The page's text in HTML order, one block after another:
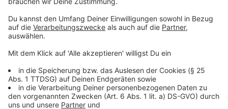
Nasch Dwor ist eine Liste, die sich aus Mitgliedern
zusammensetzt, die ihre Wurzeln in der ehemaligen
Sowjetunion haben. Sie wollen sich insgesamt für
bessere Bildungsmöglichkeiten für Kinder und
Jugendliche einsetzen. Auch sie möchten sich im
Integrationsrat gegen den erstarkenden Rassismus in
der Gesellschaft einsetzen.